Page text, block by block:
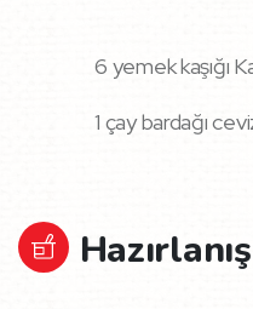
6 yemek kaşığı
1 çay bardağı
Hazırlanış